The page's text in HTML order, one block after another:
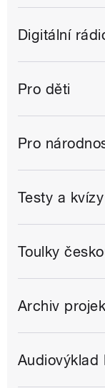
Digitální
Pro děti
Pro
Testy a kvízy
Toulky
Archiv
Audiovýklad